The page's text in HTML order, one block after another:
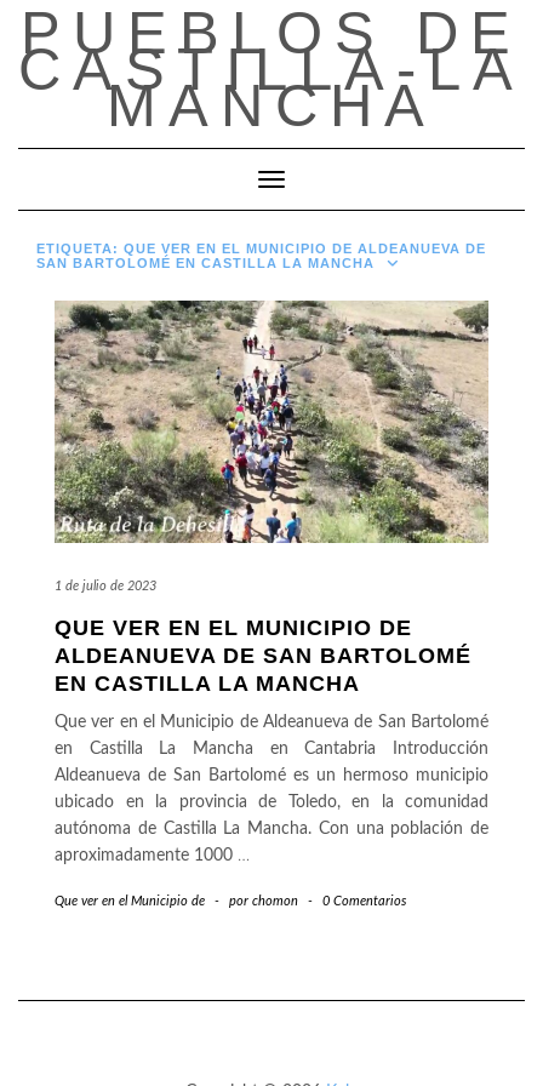
Saltar
contenido
PUEBLOS DE
CASTILLA-LA
MANCHA
Cambiar modo de navegación
ETIQUETA: QUE VER EN EL MUNICIPIO DE ALDEANUEVA DE
SAN BARTOLOMÉ EN CASTILLA LA MANCHA
1 de julio de 2023
QUE VER EN EL MUNICIPIO DE
ALDEANUEVA DE SAN BARTOLOMÉ
EN CASTILLA LA MANCHA
Que ver en el Municipio de Aldeanueva de San Bartolomé
en Castilla La Mancha en Cantabria Introducción
Aldeanueva de San Bartolomé es un hermoso municipio
ubicado en la provincia de Toledo, en la comunidad
autónoma de Castilla La Mancha. Con una población de
aproximadamente 1000 …
Que ver en el Municipio de - por chomon - 0 Comentarios